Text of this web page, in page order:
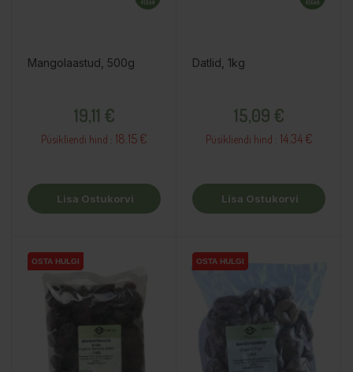
Mangolaastud, 500g
19,11 €
Püsikliendi hind : 18.15 €
Lisa Ostukorvi
Datlid, 1kg
15,09 €
Püsikliendi hind : 14.34 €
Lisa Ostukorvi
OSTA HULGI
OSTA HULGI
OSTA HULGI OSTA HULGI
OSTA HULGI
OSTA HULGI